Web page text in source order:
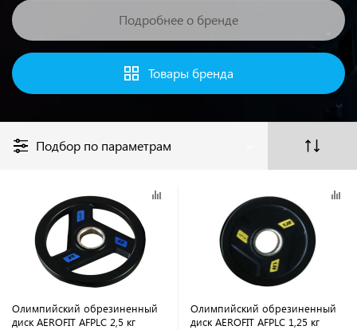
Подробнее о бренде
Товары бренда
Подбор по параметрам
Олимпийский обрезиненный
диск AEROFIT AFPLC 2,5 кг
Олимпийский обрезиненный
диск AEROFIT AFPLC 1,25 кг